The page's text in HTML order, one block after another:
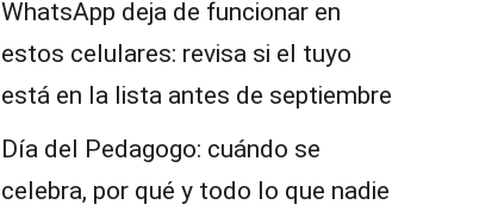
WhatsApp deja de funcionar en
estos celulares: revisa si el tuyo
está en la lista antes de septiembre
Día del Pedagogo: cuándo se
celebra, por qué y todo lo que nadie